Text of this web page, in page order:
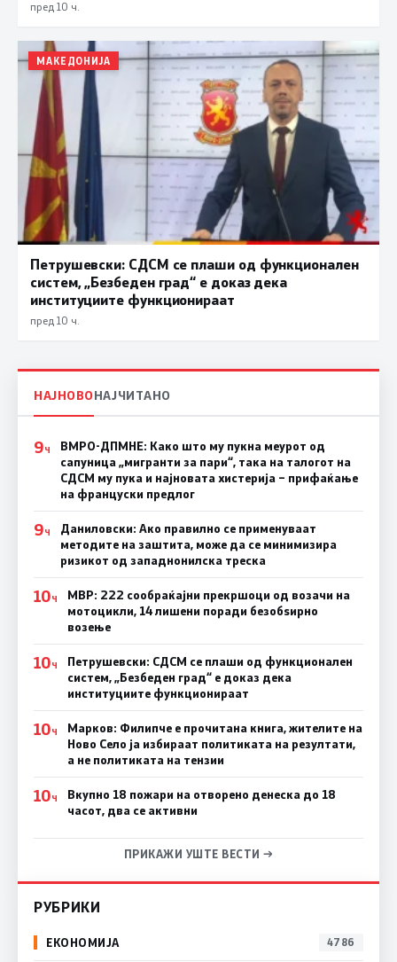
пред 10 ч.
МАКЕДОНИЈА
Петрушевски: СДСМ се плаши од функционален
систем, „Безбеден град“ е доказ дека
институциите функционираат
пред 10 ч.
НАЈНОВОНАЈЧИТАНО
9Ч
ВМРО-ДПМНЕ: Како што му пукна меурот од
сапуница „мигранти за пари“, така на талогот на
СДСМ му пука и најновата хистерија – прифаќање
на француски предлог
9Ч
Даниловски: Ако правилно се применуваат
методите на заштита, може да се минимизира
ризикот од западнонилска треска
10Ч
МВР: 222 сообраќајни прекршоци од возачи на
мотоцикли, 14 лишени поради безобѕирно
возење
10Ч
Петрушевски: СДСМ се плаши од функционален
систем, „Безбеден град“ е доказ дека
институциите функционираат
10Ч
Марков: Филипче е прочитана книга, жителите на
Ново Село ја избираат политиката на резултати,
а не политиката на тензии
10Ч
Вкупно 18 пожари на отворено денеска до 18
часот, два се активни
ПРИКАЖИ УШТЕ ВЕСТИ →
РУБРИКИ
ЕКОНОМИЈА 4786